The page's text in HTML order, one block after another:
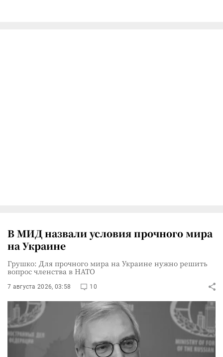
В МИД назвали условия прочного мира
на Украине
Грушко: Для прочного мира на Украине нужно решить
вопрос членства в НАТО
7 августа 2026, 03:58 10